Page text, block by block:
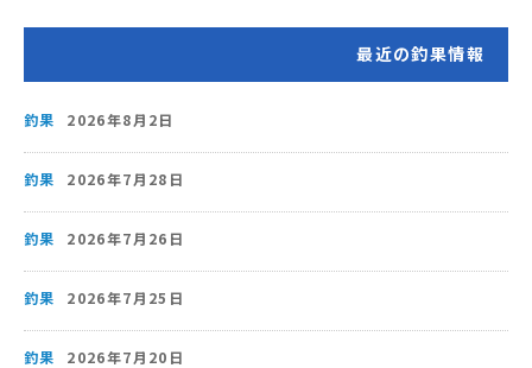
最近の釣果情報
釣果 2026年8月2日
釣果 2026年7月28日
釣果 2026年7月26日
釣果 2026年7月25日
釣果 2026年7月20日